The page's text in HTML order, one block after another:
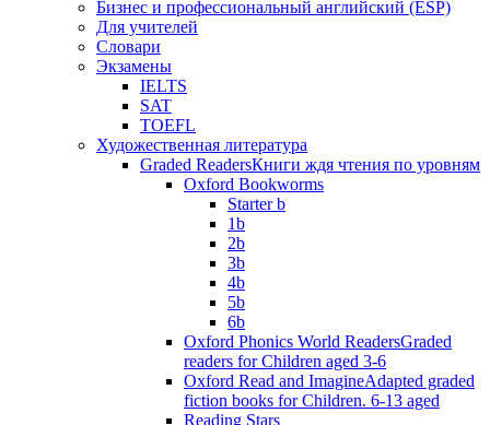
Бизнес и профессиональный английский (ESP)
Для учителей
Словари
Экзамены
IELTS
SAT
TOEFL
Художественная литература
Graded ReadersКниги ждя чтения по уровням
Oxford Bookworms
Starter b
1b
2b
3b
4b
5b
6b
Oxford Phonics World ReadersGraded
readers for Children aged 3-6
Oxford Read and ImagineAdapted graded
fiction books for Children. 6-13 aged
Reading Stars